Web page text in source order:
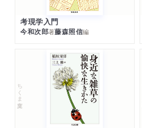
考現学入門
今和次郎著藤森照信編
ちくま文庫